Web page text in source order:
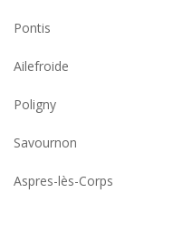
Pontis
Ailefroide
Poligny
Savournon
Aspres-lès-Corps